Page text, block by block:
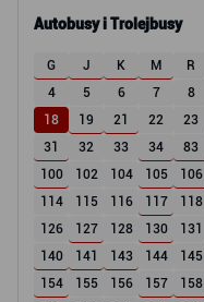
Autobusy i Trolejbusy
G J K M R
4
5 6 7 8
18
19 21 22 23
31
32 33 34 83
100
102 104 105 106
114
115 116 117 118
126
127 128 130 131
140
141 143 144 145
154
155 156 157 158